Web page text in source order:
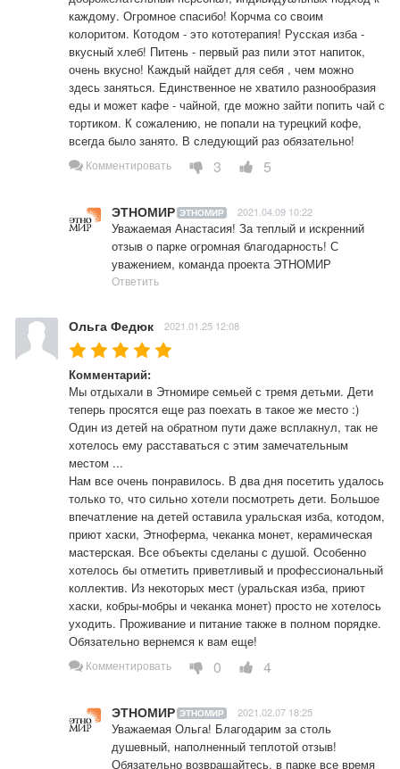
каждому. Огромное спасибо! Корчма со своим
колоритом. Котодом - это кототерапия! Русская изба -
вкусный хлеб! Питень - первый раз пили этот напиток,
очень вкусно! Каждый найдет для себя , чем можно
здесь заняться. Единственное не хватило разнообразия
еды и может кафе - чайной, где можно зайти попить чай с
тортиком. К сожалению, не попали на турецкий кофе,
всегда было занято. В следующий раз обязательно!
Комментировать 3 5
ЭТНОМИР ЭТНОМИР 2021.04.09 10:22
Уважаемая Анастасия! За теплый и искренний
отзыв о парке огромная благодарность! С
уважением, команда проекта ЭТНОМИР
Ответить
Ольга Федюк 2021.01.25 12:08
Комментарий:
Мы отдыхали в Этномире семьей с тремя детьми. Дети
теперь просятся еще раз поехать в такое же место :)
Один из детей на обратном пути даже всплакнул, так не
хотелось ему расставаться с этим замечательным
местом ...
Нам все очень понравилось. В два дня посетить удалось
только то, что сильно хотели посмотреть дети. Большое
впечатление на детей оставила уральская изба, котодом,
приют хаски, Этноферма, чеканка монет, керамическая
мастерская. Все объекты сделаны с душой. Особенно
хотелось бы отметить приветливый и профессиональный
коллектив. Из некоторых мест (уральская изба, приют
хаски, кобры-мобры и чеканка монет) просто не хотелось
уходить. Проживание и питание также в полном порядке.
Обязательно вернемся к вам еще!
Комментировать 0 4
ЭТНОМИР ЭТНОМИР 2021.02.07 18:25
Уважаемая Ольга! Благодарим за столь
душевный, наполненный теплотой отзыв!
Обязательно возвращайтесь, в парке все время